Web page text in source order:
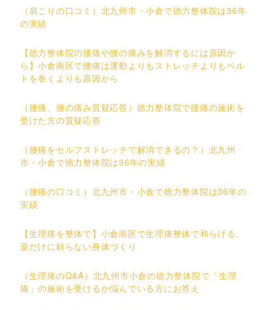
（肩こりの口コミ）北九州市・小倉で徳力整体院は36年
の実績
【徳力整体院の腰痛や腰の痛みを解消するには原因か
ら】小倉南区で腰痛は運動よりもストレッチよりもベル
トを巻くよりも原因から
（腰痛、腰の痛み質疑応答）徳力整体院で腰痛の施術を
受けた方の質疑応答
（腰痛をセルフストレッチで解消できるの？）北九州
市・小倉で徳力整体院は36年の実績
（腰痛の口コミ）北九州市・小倉で徳力整体院は36年の
実績
【生理痛を整体で】小倉南区で生理痛整体で和らげる、
薬だけに頼らない身体づくり
（生理痛のQ&A）北九州市小倉の徳力整体院で「生理
痛」の施術を受けるか悩んでいる方にお答え